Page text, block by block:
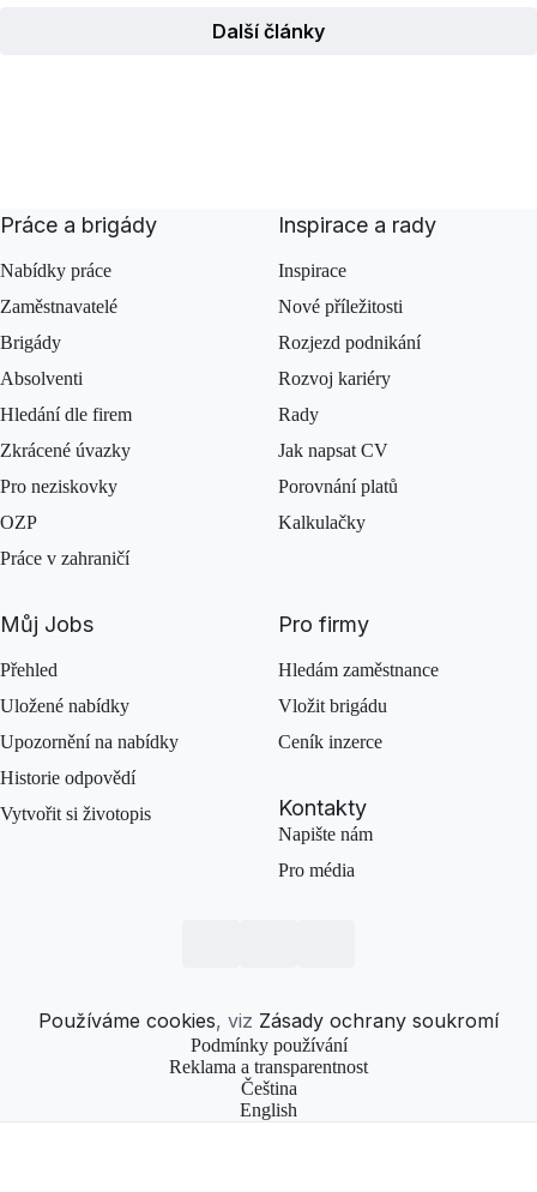
Další články
Práce a brigády
Nabídky práce
Zaměstnavatelé
Brigády
Absolventi
Hledání dle firem
Zkrácené úvazky
Pro neziskovky
OZP
Práce v zahraničí
Inspirace a rady
Inspirace
Nové příležitosti
Rozjezd podnikání
Rozvoj kariéry
Rady
Jak napsat CV
Porovnání platů
Kalkulačky
Můj Jobs
Přehled
Uložené nabídky
Upozornění na nabídky
Historie odpovědí
Vytvořit si životopis
Pro firmy
Hledám zaměstnance
Vložit brigádu
Ceník inzerce
Kontakty
Napište nám
Pro média
Používáme cookies, viz Zásady ochrany soukromí
Podmínky používání
Reklama a transparentnost
Čeština
English